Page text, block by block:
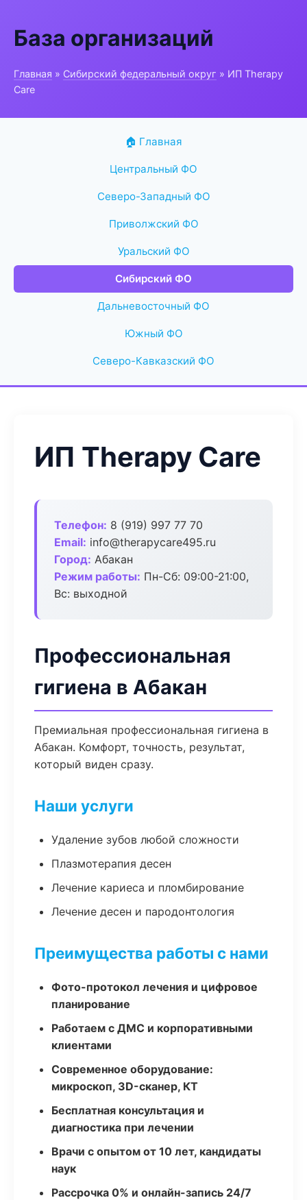
База организаций
Главная » Сибирский федеральный округ » ИП Therapy
Care
🏠 Главная
Центральный ФО
Северо-Западный ФО
Приволжский ФО
Уральский ФО
Сибирский ФО
Дальневосточный ФО
Южный ФО
Северо-Кавказский ФО
ИП Therapy Care
Телефон: 8 (919) 997 77 70
Email: info@therapycare495.ru
Город: Абакан
Режим работы: Пн-Сб: 09:00-21:00,
Вс: выходной
Профессиональная
гигиена в Абакан
Премиальная профессиональная гигиена в
Абакан. Комфорт, точность, результат,
который виден сразу.
Наши услуги
Удаление зубов любой сложности
Плазмотерапия десен
Лечение кариеса и пломбирование
Лечение десен и пародонтология
Преимущества работы с нами
Фото-протокол лечения и цифровое
планирование
Работаем с ДМС и корпоративными
клиентами
Современное оборудование:
микроскоп, 3D-сканер, КТ
Бесплатная консультация и
диагностика при лечении
Врачи с опытом от 10 лет, кандидаты
наук
Рассрочка 0% и онлайн-запись 24/7